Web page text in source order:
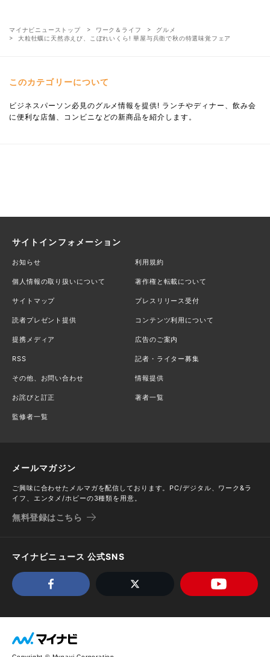
マイナビニューストップ ワーク＆ライフ
グルメ
大粒牡蠣に天然赤えび、こぼれいくら! 華屋与兵衛で秋の特選味覚フェア
このカテゴリーについて
ビジネスパーソン必見のグルメ情報を提供! ランチやディナー、飲み会
に便利な店舗、コンビニなどの新商品を紹介します。
サイトインフォメーション
お知らせ 利用規約
個人情報の取り扱いについて 著作権と転載について
サイトマップ プレスリリース受付
読者プレゼント提供 コンテンツ利用について
提携メディア 広告のご案内
RSS 記者・ライター募集
その他、お問い合わせ 情報提供
お詫びと訂正 著者一覧
監修者一覧
メールマガジン
ご興味に合わせたメルマガを配信しております。PC/デジタル、ワーク&ラ
イフ、エンタメ/ホビーの3種類を用意。
無料登録はこちら
マイナビニュース 公式SNS